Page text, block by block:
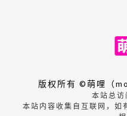
版权所有 ©萌哩（
本站总访
本站内容收集自互联网，如